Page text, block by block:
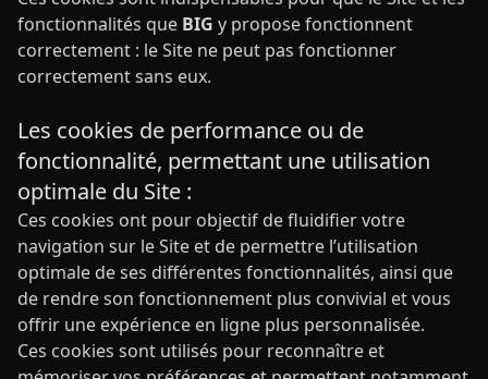
fonctionnalités que BIG y propose fonctionnent
correctement : le Site ne peut pas fonctionner
correctement sans eux.
Les cookies de performance ou de
fonctionnalité, permettant une utilisation
optimale du Site :
Ces cookies ont pour objectif de fluidifier votre
navigation sur le Site et de permettre l’utilisation
optimale de ses différentes fonctionnalités, ainsi que
de rendre son fonctionnement plus convivial et vous
offrir une expérience en ligne plus personnalisée.
Ces cookies sont utilisés pour reconnaître et